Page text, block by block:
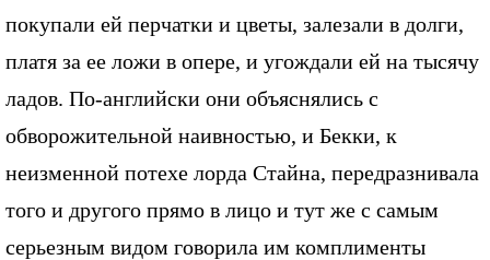
покупали ей перчатки и цветы, залезали в долги,
платя за ее ложи в опере, и угождали ей на тысячу
ладов. По-английски они объяснялись с
обворожительной наивностью, и Бекки, к
неизменной потехе лорда Стайна, передразнивала
того и другого прямо в лицо и тут же с самым
серьезным видом говорила им комплименты